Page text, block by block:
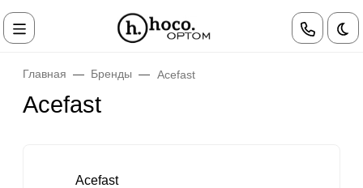
Главная Бренды Acefast
Acefast
Acefast